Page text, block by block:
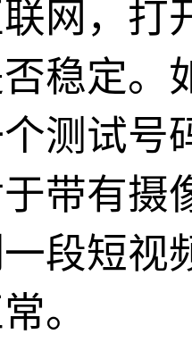
网，打
稳定。
测试号
带有摄
段短视
。